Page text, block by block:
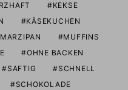
KEKSE
KÄSEKUCHEN
MARZIPAN
MUFFINS
OHNE BACKEN
SAFTIG
SCHNELL
SCHOKOLADE